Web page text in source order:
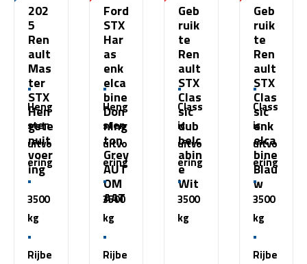
202
5
Ren
ault
Mas
ter
STX
Hen
gste
nuit
voer
ing
Heng
sten
uitvo
ering
3500
kg
Rijbe
Ford
STX
Har
as
enk
elca
bine
Don
ning
ton
Grey
AUT
OM
AAT
Heng
sten
uitvo
ering
3500
kg
Rijbe
Geb
ruik
te
Ren
ault
STX
Clas
sic
dub
belc
abin
e
Wit
Class
ic
uitvo
ering
3500
kg
Geb
ruik
te
Ren
ault
STX
Clas
sic
enk
elca
bine
Blau
w
Class
ic
uitvo
ering
3500
kg
Rijbe